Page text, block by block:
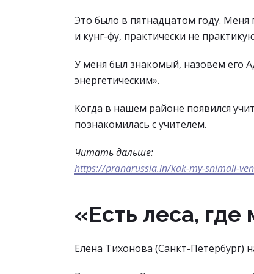
Это было в пятнадцатом году. Меня
и кунг-фу, практически не
У меня был знакомый, назовём его
энергетическим».
Когда в нашем районе появился
познакомилась с учителем.
Читать дальше:
https://pranarussia.in/kak-my-snimali-
«Есть леса,
Елена Тихонова (Санкт-Петербург)